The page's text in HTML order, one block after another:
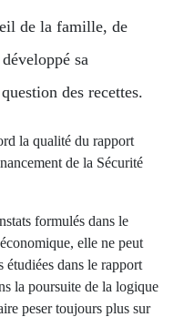
de la famille, de
sa
des recettes.
la qualité du rapport
de la Sécurité
formulés dans le
elle ne peut
étudiées dans le rapport
la poursuite de la logique
peser toujours plus sur